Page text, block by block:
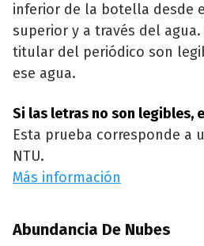
inferior de la botella desde
superior y a través del
titular del periódico son
ese agua.
Si las letras no son legibles,
Esta prueba corresponde a
NTU.
Más información
Abundancia De Nubes